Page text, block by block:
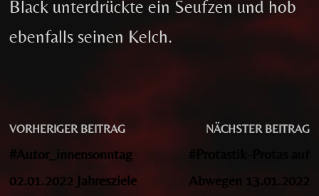
Black unterdrückte ein Seufzen und hob
ebenfalls seinen Kelch.
Beitragsnavigation
VORHERIGER BEITRAGVorheriger
Beitrag:
#Autor_innensonntag
02.01.2022 Jahresziele
NÄCHSTER BEITRAG
#Protastik-Protas auf
Abwegen 13.01.2022